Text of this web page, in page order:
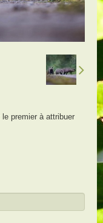
premier à attribuer